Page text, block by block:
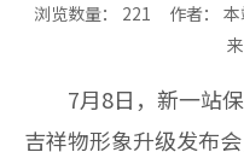
浏览数量： 221 作者：
7月8日，新一站
吉祥物形象升级发布